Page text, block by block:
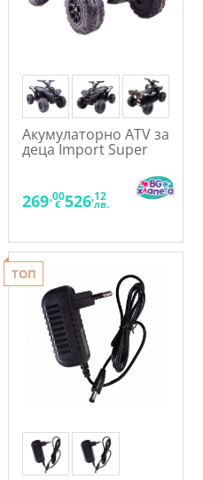
Акумулаторно ATV за
деца Import Super
Toys с меки гуми,
269,00
€ 526,12
лв.
ТОП